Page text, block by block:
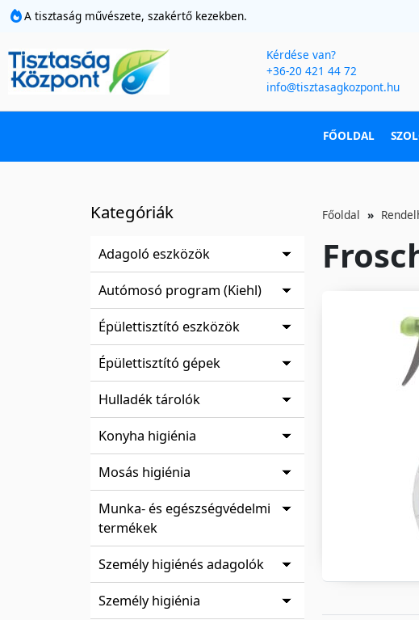
A tisztaság művészete, szakértő kezekben.
Kérdése van?
+36-20 421 44 72
info@tisztasagkozpont.hu
FŐOLDAL
Kategóriák
Adagoló eszközök
Autómosó program (Kiehl)
Épülettisztító eszközök
Épülettisztító gépek
Hulladék tárolók
Konyha higiénia
Mosás higiénia
Munka- és egészségvédelmi
termékek
Személy higiénés adagolók
Személy higiénia
Főoldal